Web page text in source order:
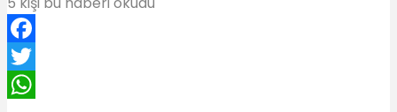
Facebook
Twitter